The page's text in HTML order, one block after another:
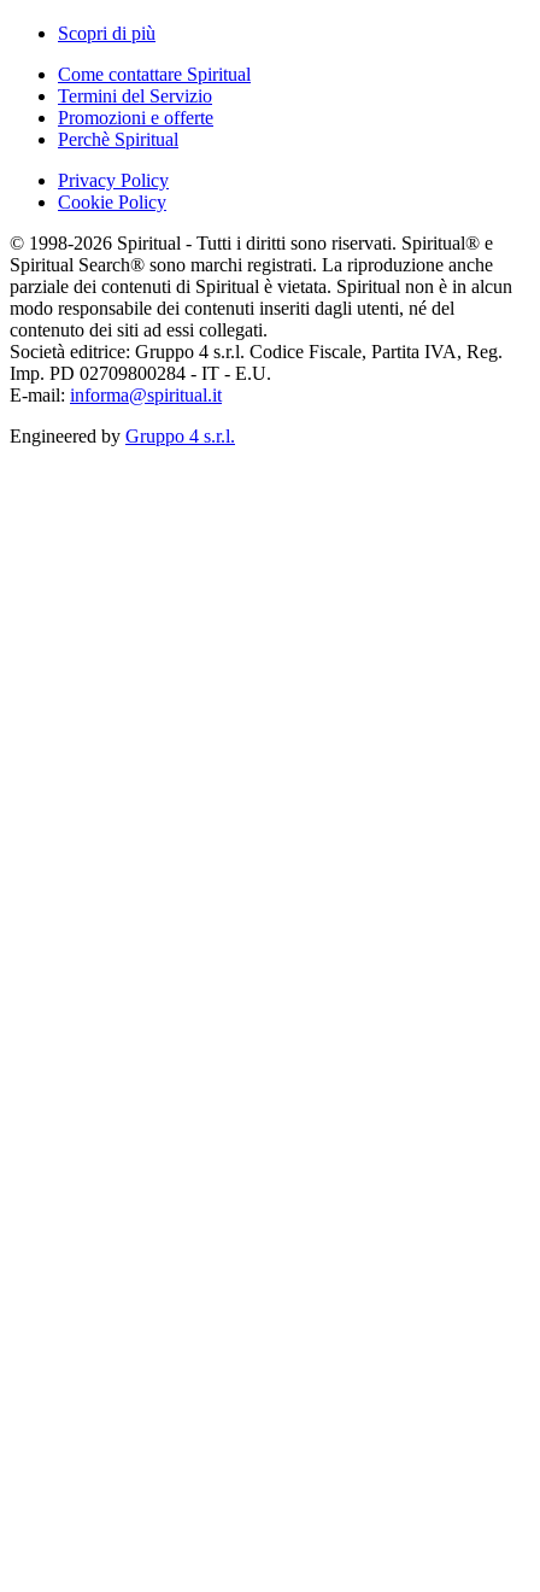
Scopri di più
Come contattare Spiritual
Termini del Servizio
Promozioni e offerte
Perchè Spiritual
Privacy Policy
Cookie Policy
© 1998-2026 Spiritual - Tutti i diritti sono riservati. Spiritual® e
Spiritual Search® sono marchi registrati. La riproduzione anche
parziale dei contenuti di Spiritual è vietata. Spiritual non è in alcun
modo responsabile dei contenuti inseriti dagli utenti, né del
contenuto dei siti ad essi collegati.
Società editrice: Gruppo 4 s.r.l. Codice Fiscale, Partita IVA, Reg.
Imp. PD 02709800284 - IT - E.U.
E-mail: informa@spiritual.it
Engineered by Gruppo 4 s.r.l.